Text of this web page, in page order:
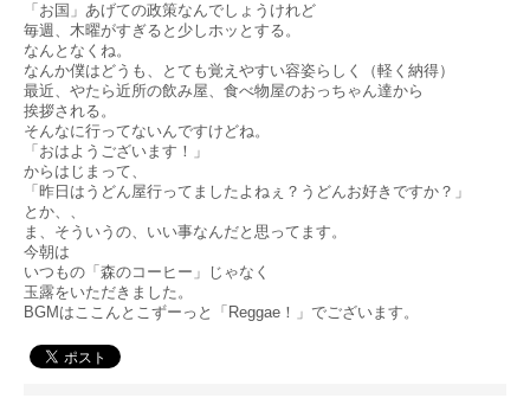
「お国」あげての政策なんでしょうけれど
毎週、木曜がすぎると少しホッとする。
なんとなくね。
なんか僕はどうも、とても覚えやすい容姿らしく（軽く納得）
最近、やたら近所の飲み屋、食べ物屋のおっちゃん達から
挨拶される。
そんなに行ってないんですけどね。
「おはようございます！」
からはじまって、
「昨日はうどん屋行ってましたよねぇ？うどんお好きですか？」
とか、、
ま、そういうの、いい事なんだと思ってます。
今朝は
いつもの「森のコーヒー」じゃなく
玉露をいただきました。
BGMはここんとこずーっと「Reggae！」でございます。